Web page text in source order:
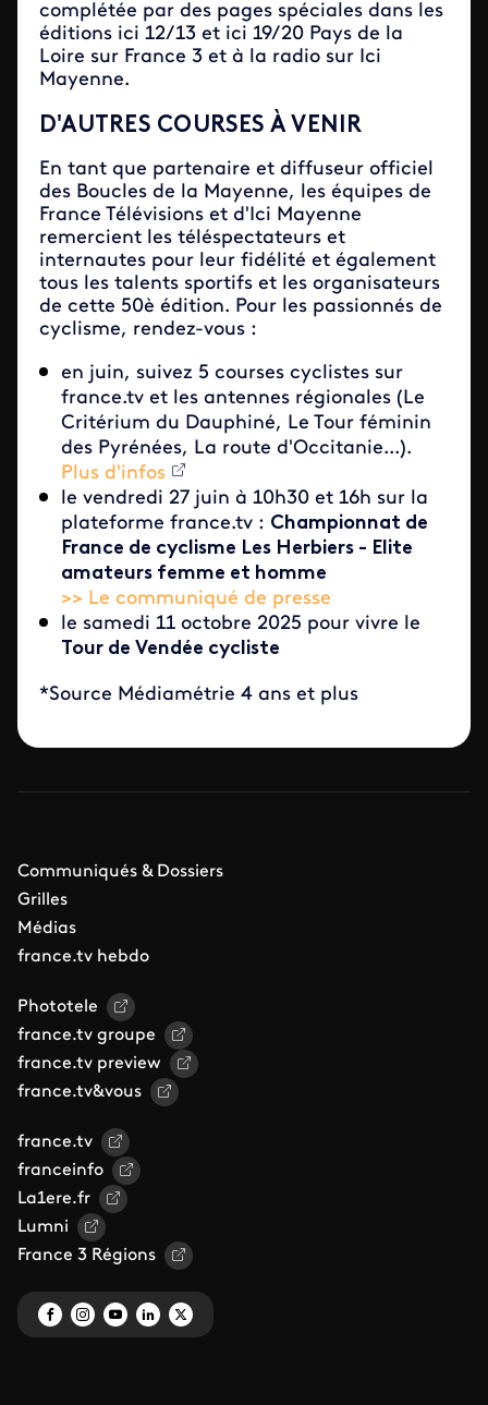
complétée par des pages spéciales dans les
éditions ici 12/13 et ici 19/20 Pays de la
Loire sur France 3 et à la radio sur Ici
Mayenne.
D'AUTRES COURSES À VENIR
En tant que partenaire et diffuseur officiel
des Boucles de la Mayenne, les équipes de
France Télévisions et d'Ici Mayenne
remercient les téléspectateurs et
internautes pour leur fidélité et également
tous les talents sportifs et les organisateurs
de cette 50è édition. Pour les passionnés de
cyclisme, rendez-vous :
en juin, suivez 5 courses cyclistes sur
france.tv et les antennes régionales (Le
Critérium du Dauphiné, Le Tour féminin
des Pyrénées, La route d'Occitanie...).
Plus d'infos
le vendredi 27 juin à 10h30 et 16h sur la
plateforme france.tv : Championnat de
France de cyclisme Les Herbiers - Elite
amateurs femme et homme
>> Le communiqué de presse
le samedi 11 octobre 2025 pour vivre le
Tour de Vendée cycliste
*Source Médiamétrie 4 ans et plus
Communiqués & Dossiers
Grilles
Médias
france.tv hebdo
Phototele
france.tv groupe
france.tv preview
france.tv&vous
france.tv
franceinfo
La1ere.fr
Lumni
France 3 Régions